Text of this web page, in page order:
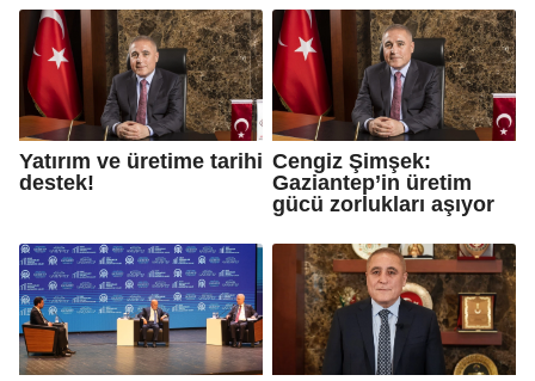
Yatırım ve üretime tarihi
destek!
Cengiz Şimşek:
Gaziantep’in üretim
gücü zorlukları aşıyor